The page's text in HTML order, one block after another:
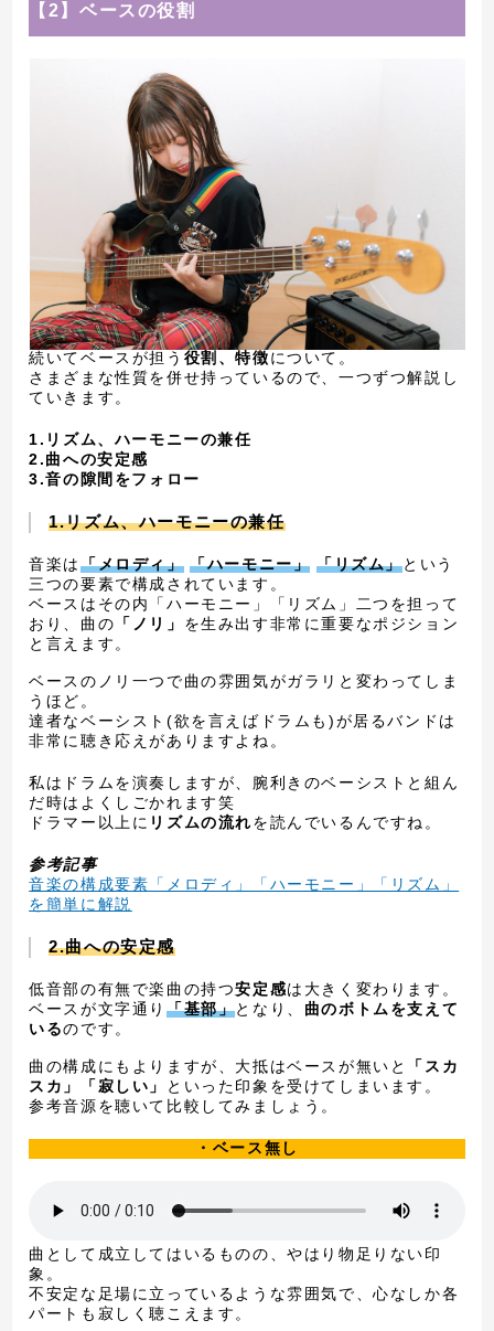
【2】ベースの役割
続いてベースが担う 役割、特徴について。
さまざまな性質を併せ持っているので、一つずつ解説し
ていきます。
1.リズム、ハーモニーの兼任
2.曲への安定感
3.音の隙間をフォロー
1.リズム、ハーモニーの兼任
音楽は「メロディ」 「ハーモニー」 「リズム」という
三つの要素で構成されています。
ベースはその内「ハーモニー」「リズム」二つを担って
おり、曲の 「ノリ」 を生み出す非常に重要なポジション
と言えます。
ベースのノリ一つで曲の雰囲気がガラリと変わってしま
うほど。
達者なベーシスト(欲を言えばドラムも)が居るバンドは
非常に聴き応えがありますよね。
私はドラムを演奏しますが、腕利きのベーシストと組ん
だ時はよくしごかれます笑
ドラマー以上に リズムの流れを読んでいるんですね。
参考記事
音楽の構成要素「メロディ」「ハーモニー」「リズム」
を簡単に解説
2.曲への安定感
低音部の有無で楽曲の持つ安定感は大きく変わります。
ベースが文字通り「基部」となり、 曲のボトムを支えて
いるのです。
曲の構成にもよりますが、大抵はベースが無いと
「スカ
スカ」「寂しい」
といった印象を受けてしまいます。
参考音源を聴いて比較してみましょう。
・ベース無し
曲として成立してはいるものの、やはり物足りない印
象。
不安定な足場に立っているような雰囲気で、心なしか各
パートも寂しく聴こえます。